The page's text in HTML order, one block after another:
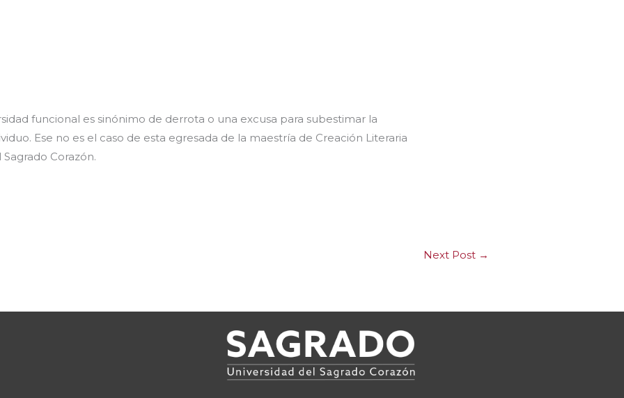
funcional es sinónimo de derrota o una excusa para subestimar la
Ese no es el caso de esta egresada de la maestría de Creación Literaria
Corazón.
Next Post →